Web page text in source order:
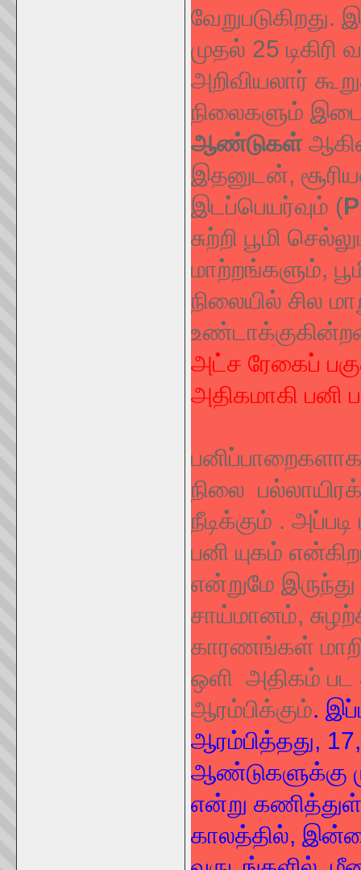
வேறுபடுகிறது.
முதல் 25
அறிவியலார்
நிலைகளும்
ஆண்டுகள்
இதனுடன்,
இடப்பெயர்வும் (
சுற்றி பூமி
மாற்றங்களும்,
நிலையில் சில
அட்ச ரேகைப்
அதிகமாகி பனி
நிலை
நீடிக்கும் .
பனி யுகம்
என்றுமே இருந்து
சாய்மானம்,
காரணங்கள் மாறி
ஒளி அதிகம் பட
ஆரம்பிக்கும்.
ஆரம்பித்தது,
ஆண்டுகளுக்கு
என்று
காலத்தில்,